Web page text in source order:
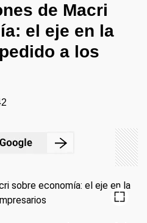
de Macri
el eje en la
a los